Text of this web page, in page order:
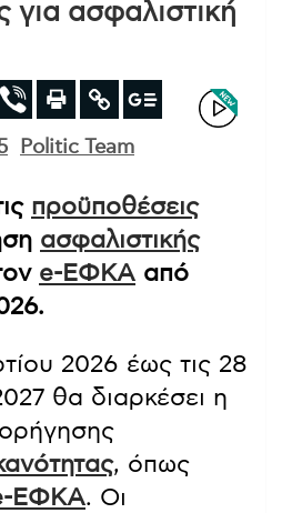
για ασφαλιστική
Politic Team
προϋποθέσεις
ασφαλιστικής
e-ΕΦΚΑ από
2026 έως τις 28
θα διαρκέσει η
, όπως
ΕΦΚΑ. Οι